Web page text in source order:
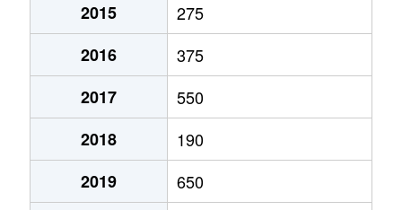
2015
275
2016
375
2017
550
2018
190
2019
650